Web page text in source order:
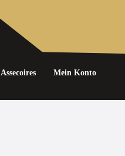
Assecoires Mein Konto